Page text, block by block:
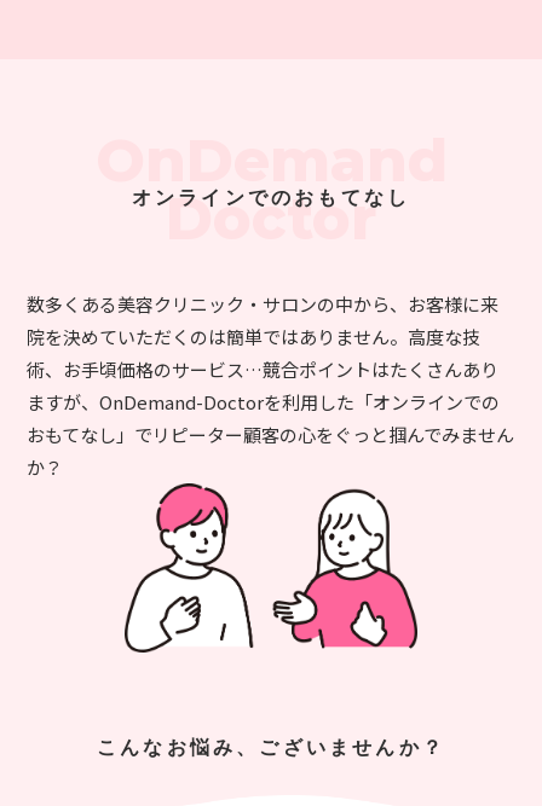
Doctor
オンラインでのおもてなし
数多くある美容クリニック・サロンの中から、お客様に来
院を決めていただくのは簡単ではありません。高度な技
術、お手頃価格のサービス…競合ポイントはたくさんあり
ますが、OnDemand-Doctorを利用した「オンラインでの
おもてなし」でリピーター顧客の心をぐっと掴んでみません
か？
こんなお悩み、ございませんか？